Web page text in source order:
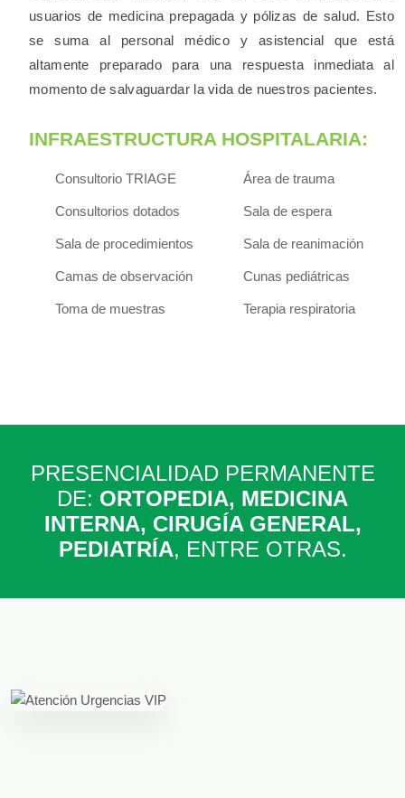
usuarios de medicina prepagada y pólizas de salud. Esto
se suma al personal médico y asistencial que está
altamente preparado para una respuesta inmediata al
momento de salvaguardar la vida de nuestros pacientes.
INFRAESTRUCTURA HOSPITALARIA:
Consultorio TRIAGE Área de trauma
Consultorios dotados Sala de espera
Sala de procedimientos Sala de reanimación
Camas de observación Cunas pediátricas
Toma de muestras Terapia respiratoria
PRESENCIALIDAD PERMANENTE
DE: ORTOPEDIA, MEDICINA
INTERNA, CIRUGÍA GENERAL,
PEDIATRÍA, ENTRE OTRAS.